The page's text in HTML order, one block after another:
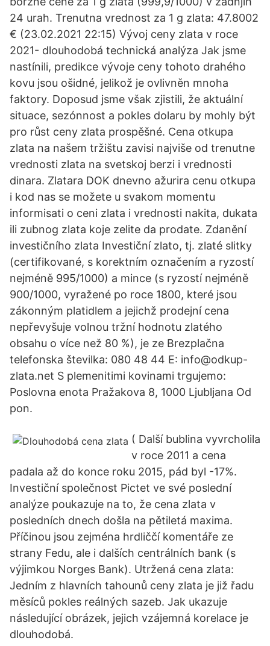
24 urah. Trenutna vrednost za 1 g zlata: 47.8002
€ (23.02.2021 22:15) Vývoj ceny zlata v roce
2021- dlouhodobá technická analýza Jak jsme
nastínili, predikce vývoje ceny tohoto drahého
kovu jsou ošidné, jelikož je ovlivněn mnoha
faktory. Doposud jsme však zjistili, že aktuální
situace, sezónnost a pokles dolaru by mohly být
pro růst ceny zlata prospěšné. Cena otkupa
zlata na našem tržištu zavisi najviše od trenutne
vrednosti zlata na svetskoj berzi i vrednosti
dinara. Zlatara DOK dnevno ažurira cenu otkupa
i kod nas se možete u svakom momentu
informisati o ceni zlata i vrednosti nakita, dukata
ili zubnog zlata koje zelite da prodate. Zdanění
investičního zlata Investiční zlato, tj. zlaté slitky
(certifikované, s korektním označením a ryzostí
nejméně 995/1000) a mince (s ryzostí nejméně
900/1000, vyražené po roce 1800, které jsou
zákonným platidlem a jejichž prodejní cena
nepřevyšuje volnou tržní hodnotu zlatého
obsahu o více než 80 %), je ze Brezplačna
telefonska številka: 080 48 44 E: info@odkup-
zlata.net S plemenitimi kovinami trgujemo:
Poslovna enota Pražakova 8, 1000 Ljubljana Od
pon.
( Další bublina vyvrcholila
v roce 2011 a cena
padala až do konce roku 2015, pád byl -17%.
Investiční společnost Pictet ve své poslední
analýze poukazuje na to, že cena zlata v
posledních dnech došla na pětiletá maxima.
Příčinou jsou zejména hrdliččí komentáře ze
strany Fedu, ale i dalších centrálních bank (s
výjimkou Norges Bank). Utržená cena zlata:
Jedním z hlavních tahounů ceny zlata je již řadu
měsíců pokles reálných sazeb. Jak ukazuje
následující obrázek, jejich vzájemná korelace je
dlouhodobá.